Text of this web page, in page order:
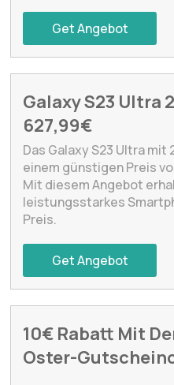
Get Angebot
Galaxy S23 Ultra
627,99€
Das Galaxy S23 Ultra mit
einem günstigen Preis
Mit diesem Angebot
leistungsstarkes
Preis.
Get Angebot
10€ Rabatt Mit
Oster-